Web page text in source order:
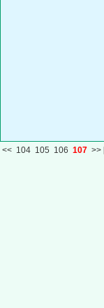
<< 104 105 106 107 >>